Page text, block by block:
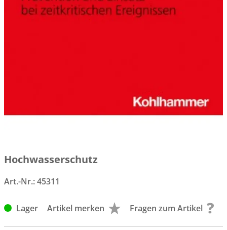
Hochwasserschutz
Art.-Nr.:45311
Lager Artikel merken Fragen zum Artikel